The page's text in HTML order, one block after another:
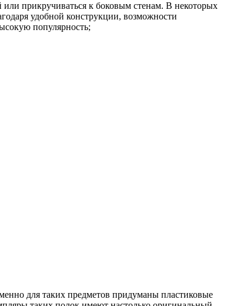
прикручиваться к боковым стенам. В некоторых
удобной конструкции, возможности
популярность;
для таких предметов придуманы пластиковые